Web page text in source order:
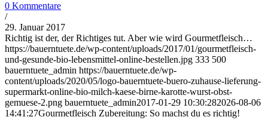
0 Kommentare
/
29. Januar 2017
Richtig ist der, der Richtiges tut. Aber wie wird Gourmetfleisch…
https://bauerntuete.de/wp-content/uploads/2017/01/gourmetfleisch-
und-gesunde-bio-lebensmittel-online-bestellen.jpg 333 500
bauerntuete_admin https://bauerntuete.de/wp-
content/uploads/2020/05/logo-bauerntuete-buero-zuhause-lieferung-
supermarkt-online-bio-milch-kaese-birne-karotte-wurst-obst-
gemuese-2.png bauerntuete_admin2017-01-29 10:30:282026-08-06
14:41:27Gourmetfleisch Zubereitung: So machst du es richtig!